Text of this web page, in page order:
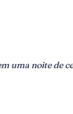
noite de